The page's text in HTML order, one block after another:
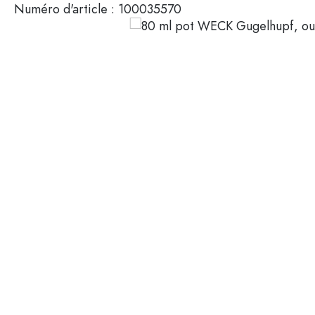
Contenants cosmétiques
Bouteilles en verre 100 ml
Numéro d'article : 100035570